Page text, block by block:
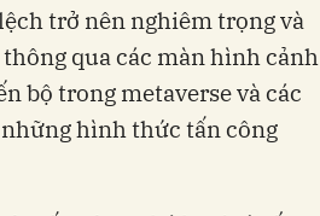
trở nên nghiêm trọng và
qua các màn hình cảnh
bộ trong metaverse và các
hình thức tấn công